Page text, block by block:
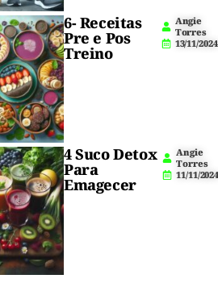
6- Receitas
Pre e Pos
Treino
Angie
Torres
13/11/2024
4 Suco Detox
Para
Emagecer
Angie
Torres
11/11/2024